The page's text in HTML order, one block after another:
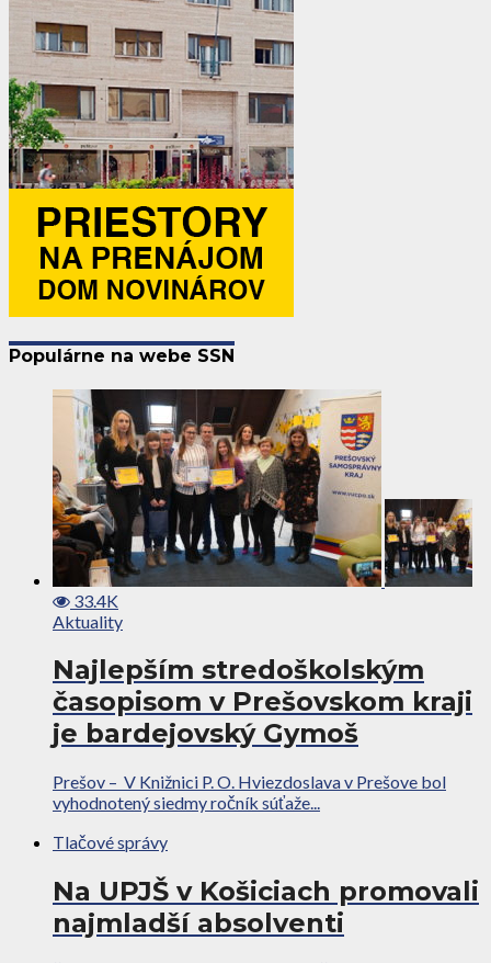
Populárne na webe SSN
33.4K
Aktuality
Najlepším stredoškolským
časopisom v Prešovskom kraji
je bardejovský Gymoš
Prešov – V Knižnici P. O. Hviezdoslava v Prešove bol
vyhodnotený siedmy ročník súťaže...
Tlačové správy
Na UPJŠ v Košiciach promovali
najmladší absolventi